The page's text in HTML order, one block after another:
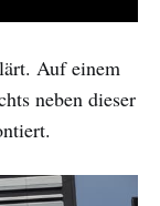
Auf einem
neben dieser